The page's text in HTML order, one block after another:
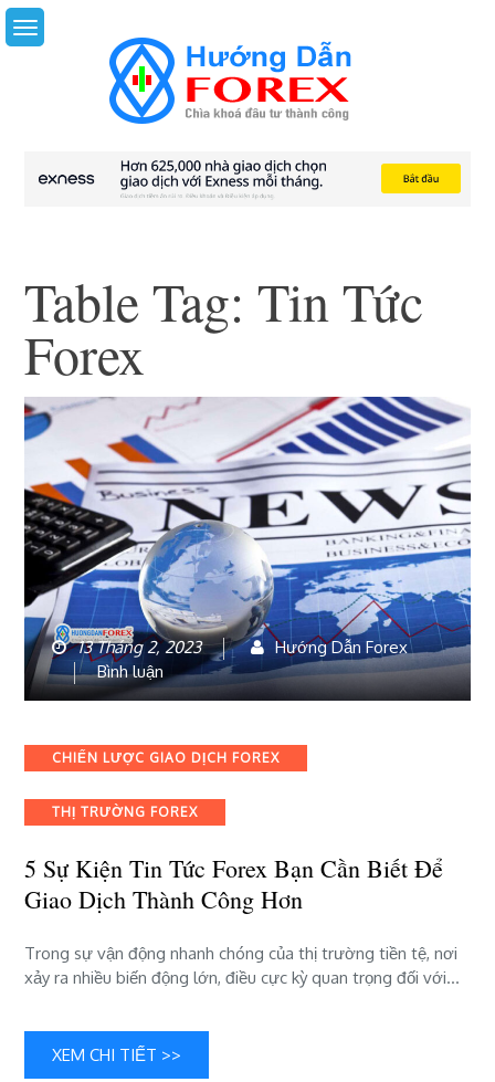
Skip
to
Table Tag:Tin Tức
Forex
13 Tháng 2, 2023
Hướng Dẫn Forex
Bình luận bài
viết
sự
kiện
tức
bạn
cần
biết
giao
dịch
công
hơn
Categories
CHIẾN LƯỢC GIAO DỊCH FOREX
THỊ TRƯỜNG FOREX
5 Sự Kiện Tin Tức Forex Bạn Cần Biết Để
Giao Dịch Thành Công Hơn
Trong sự vận động nhanh chóng của thị trường tiền tệ, nơi
xảy ra nhiều biến động lớn, điều cực kỳ quan trọng đối với…
XEM CHI TIẾT >>